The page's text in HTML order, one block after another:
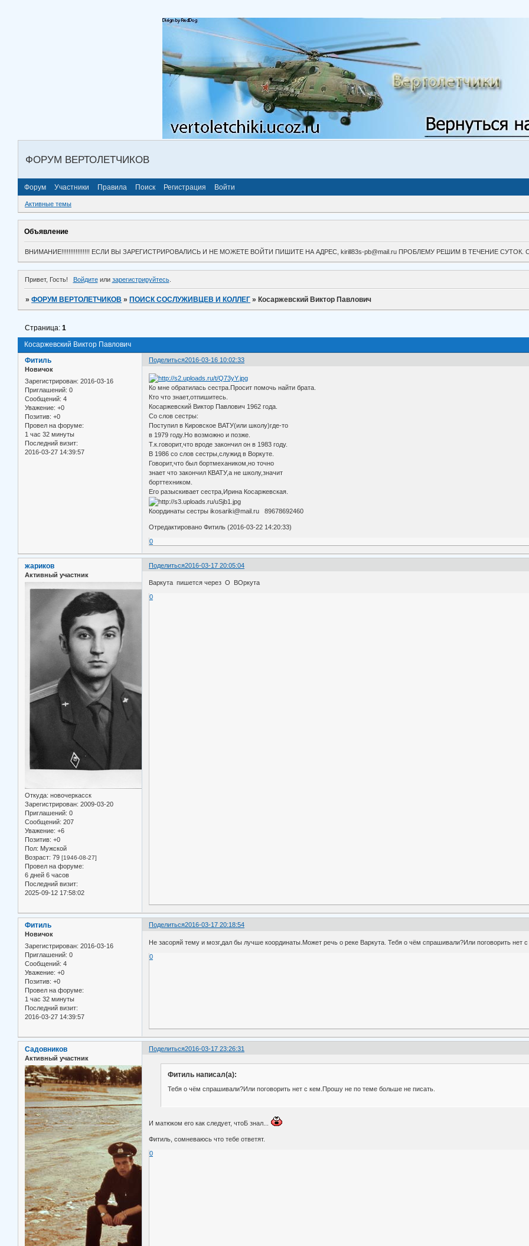
ФОРУМ ВЕРТОЛЕТЧИКОВ
Форум Участники Правила Поиск Регистрация Войти
Активные темы
Объявление
ВНИМАНИЕ!!!!!!!!!!!!!!!! ЕСЛИ ВЫ ЗАРЕГИСТРИРОВАЛИСЬ И НЕ МОЖЕТЕ ВОЙТИ ПИШИТЕ НА АДРЕС, kirill83s-pb@mail.ru ПРОБЛЕМУ РЕШИМ В ТЕЧЕНИЕ
Привет, Гость! Войдитеили зарегистрируйтесь.
»ФОРУМ ВЕРТОЛЕТЧИКОВ » ПОИСК СОСЛУЖИВЦЕВ И КОЛЛЕГ » Косаржевский Виктор Павлович
Косаржевский Виктор Павлович
Страница:1
Поделиться2016-03-16 10:02:33
Фитиль
Новичок
Зарегистрирован: 2016-03-16
Приглашений: 0
Сообщений: 4
Уважение: +0
Позитив: +0
Провел на форуме:
1 час 32 минуты
Последний визит:
2016-03-27 14:39:57
Ко мне обратилась сестра.Просит помочь найти брата.
Кто что знает,отпишитесь.
Косаржевский Виктор Павлович 1962 года.
Со слов сестры:
Поступил в Кировское ВАТУ(или школу)где-то
в 1979 году.Но возможно и позже.
Т.к.говорит,что вроде закончил он в 1983 году.
В 1986 со слов сестры,служид в Воркуте.
Говорит,что был бортмехаником,но точно
знает что закончил КВАТУ,а не школу,значит
борттехником.
Его разыскивает сестра,Ирина Косаржевская.
Координаты сестры ikosariki@mаil.ru 89678692460
Отредактировано Фитиль (2016-03-22 14:20:33)
0
Поделиться2016-03-17 20:05:04
жариков
Активный участник
Откуда: новочеркасск
Зарегистрирован: 2009-03-20
Приглашений: 0
Сообщений: 207
Уважение: +6
Позитив: +0
Пол: Мужской
Возраст: 79 [1946-08-27]
Провел на форуме:
6 дней 6 часов
Последний визит:
2025-09-12 17:58:02
Варкута пишется через О ВОркута
0
Поделиться2016-03-17 20:18:54
Фитиль
Новичок
Зарегистрирован: 2016-03-16
Приглашений: 0
Сообщений: 4
Уважение: +0
Позитив: +0
Провел на форуме:
1 час 32 минуты
Последний визит:
2016-03-27 14:39:57
Не засоряй тему и мозг,дал бы лучше координаты.Может речь о реке Варкута. Тебя о чём спрашивали?Или поговорить
0
Поделиться2016-03-17 23:26:31
Садовников
Активный участник
Фитиль написал(а):
Тебя о чём спрашивали?Или поговорить нет с кем.Прошу не по теме больше не писать.
И матюком его как следует, чтоБ знал...
Фитиль, сомневаюсь что тебе ответят.
0